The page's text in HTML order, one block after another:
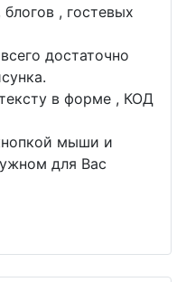
, гостевых
достаточно
в форме , КОД
мыши и
для Вас